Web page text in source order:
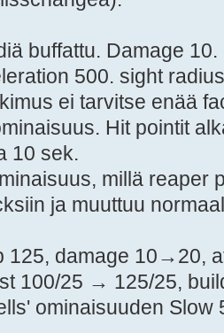
buffattu. Damage 10.
500. sight
ei tarvitse enää
Hit pointit
10 sek.
millä reaper
ja muuttuu
125, damage 10→20,
100/25 → 125/25,
ominaisuuden